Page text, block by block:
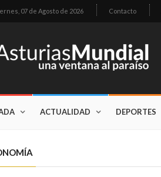
07 de Agosto de 2026 Contacto
ACTUALIDAD DEPORTES